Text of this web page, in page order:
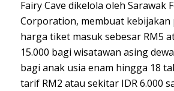
Fairy Cave dikelola oleh Sarawak
Corporation, membuat kebijakan
harga tiket masuk sebesar RM5
15.000 bagi wisatawan asing
bagi anak usia enam hingga 18
tarif RM2 atau sekitar IDR 6.000